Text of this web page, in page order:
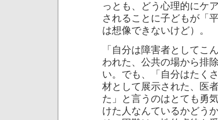
っとも、どう心理的にケ
されることに子どもが「
は想像できないけど）。
「自分は障害者としてこ
われた、公共の場から排
い。でも、「自分はたく
材として展示された、医
た」と言うのはとても勇
けた人なんているかどう